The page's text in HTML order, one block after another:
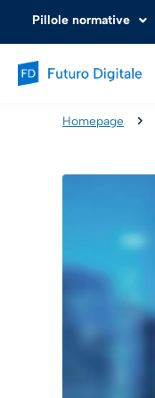
Pillole normative
Homepage